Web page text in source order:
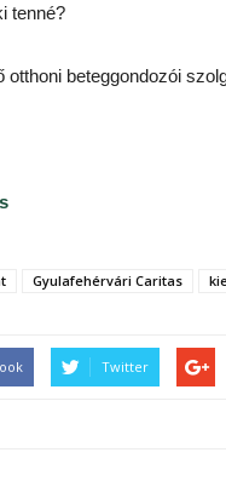
tenné?
beteggondozói
Gyulafehérvári Caritas
Twitter